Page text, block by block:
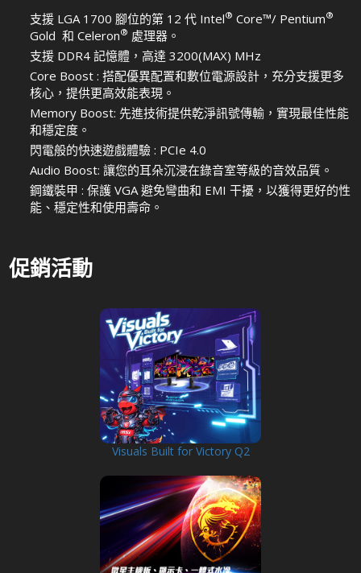
支援 LGA 1700 腳位的第 12 代 Intel® Core™/ Pentium®
Gold 和 Celeron® 處理器。
支援 DDR4 記憶體，高達 3200(MAX) MHz
Core Boost : 搭配優異配置和數位電源設計，充分支援更多
核心，提供更高效能表現。
Memory Boost: 先進技術提供乾淨訊號傳輸，實現最佳性能
和穩定度。
閃電般的快速遊戲體驗 : PCIe 4.0
Audio Boost: 讓您的耳朵沉浸在錄音室等級的音效品質。
鋼鐵裝甲 : 保護 VGA 避免彎曲和 EMI 干擾，以獲得更好的性
能、穩定性和使用壽命。
促銷活動
Visuals Built for Victory Q2